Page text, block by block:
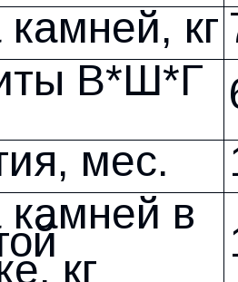
кг
В*Ш*Г
мес.
в
кг